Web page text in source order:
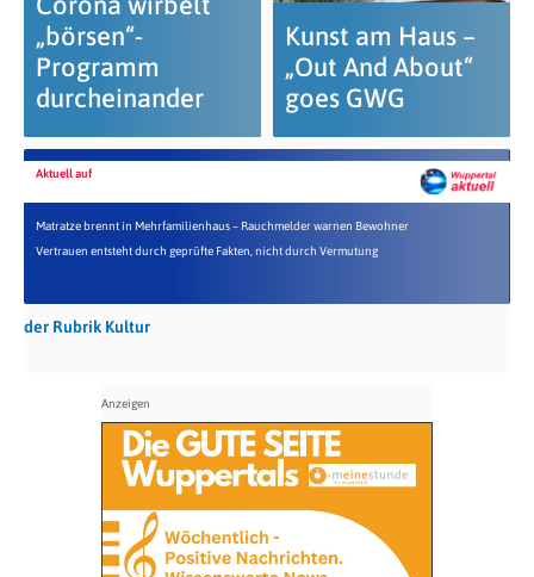
„börsen“-
Programm
durcheinander
Kunst am Haus –
„Out And About“
goes GWG
Aktuell auf
Matratze brennt in Mehrfamilienhaus – Rauchmelder warnen Bewohner
Vertrauen entsteht durch geprüfte Fakten, nicht durch Vermutung
der Rubrik Kultur